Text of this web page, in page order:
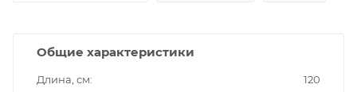
Общие характеристики
Длина, см
120